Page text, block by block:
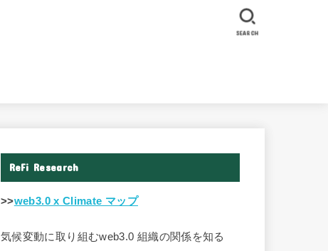
SEARCH
ReFi Research
>>web3.0 x Climate マップ
気候変動に取り組むweb3.0 組織の関係を知る